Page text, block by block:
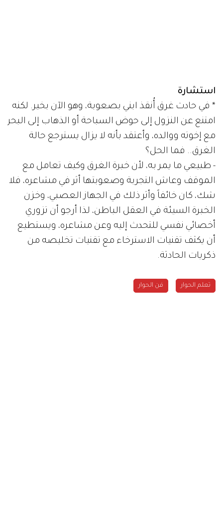
استشارة
* في حادث غرق أُنقذ ابني بصعوبة، وهو الآن بخير. لكنه
امتنع عن النزول إلى حوض السباحة أو الذهاب إلى البحر
مع إخوته ووالده، وأعتقد بأنه لا يزال يسترجع حالة
الغرق.. فما الحل؟
- طبيعي ما يمر به، لأن خبرة الغرق وكيف تعامل مع
الموقف وعاش التجربة وصعوبتها أثر في مشاعره، فلا
شك، كان خائفاً وأثر ذلك في الجهاز العصبي، وخزن
الخبرة السيئة في العقل الباطن، لذا أرجو أن تزوري
أخصائي نفسي للتحدث إليه وعن مشاعره، ويستطيع
أن يكثف تقنيات الاسترخاء مع تقنيات تخليصه من
ذكريات الحادثة.
تعلم الحوار فن الحوار